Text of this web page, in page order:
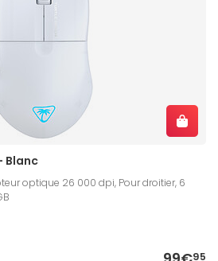
Blanc
optique 26 000 dpi, Pour droitier, 6
95